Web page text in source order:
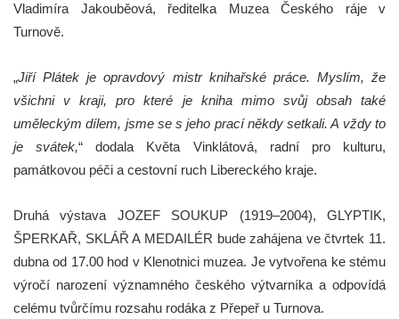
Vladimíra Jakouběová, ředitelka Muzea Českého ráje v
Turnově.
„Jiří Plátek je opravdový mistr knihařské práce. Myslím, že
všichni v kraji, pro které je kniha mimo svůj obsah také
uměleckým dílem, jsme se s jeho prací někdy setkali. A vždy to
je svátek,“ dodala Květa Vinklátová, radní pro kulturu,
památkovou péči a cestovní ruch Libereckého kraje.
Druhá výstava JOZEF SOUKUP (1919–2004), GLYPTIK,
ŠPERKAŘ, SKLÁŘ A MEDAILÉR bude zahájena ve čtvrtek 11.
dubna od 17.00 hod v Klenotnici muzea. Je vytvořena ke stému
výročí narození významného českého výtvarníka a odpovídá
celému tvůrčímu rozsahu rodáka z Přepeř u Turnova.